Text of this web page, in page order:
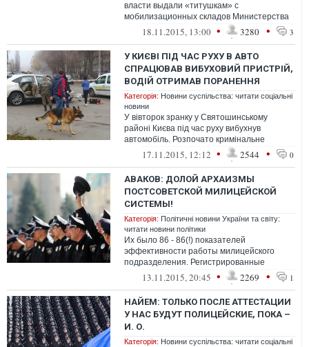
власти выдали «титушкам» с
мобилизационных складов Министерства
внутренних дел 408 автоматов и 90 тысяч
18.11.2015, 13:00 • 3280 • 3
У КИЄВІ ПІД ЧАС РУХУ В АВТО
СПРАЦЮВАВ ВИБУХОВИЙ ПРИСТРІЙ,
ВОДІЙ ОТРИМАВ ПОРАНЕННЯ
Категорія: Новини суспільства: читати соціальні
новини
У вівторок зранку у Святошинському
районі Києва під час руху вибухнув
автомобіль. Розпочато кримінальне
провадження за статтею про умисне
17.11.2015, 12:12 • 2544 • 0
АВАКОВ: ДОЛОЙ АРХАИЗМЫ
ПОСТСОВЕТСКОЙ МИЛИЦЕЙСКОЙ
СИСТЕМЫ!
Категорія: Політичні новини України та світу:
читати новини політики
Их было 86 - 86(!) показателей
эффективности работы милицейского
подразделения. Регистрированные
преступления по разным направлениям -
количество, рас...
13.11.2015, 20:45 • 2269 • 1
НАЙЕМ: ТОЛЬКО ПОСЛЕ АТТЕСТАЦИИ
У НАС БУДУТ ПОЛИЦЕЙСКИЕ, ПОКА –
И. О.
Категорія: Новини суспільства: читати соціальні